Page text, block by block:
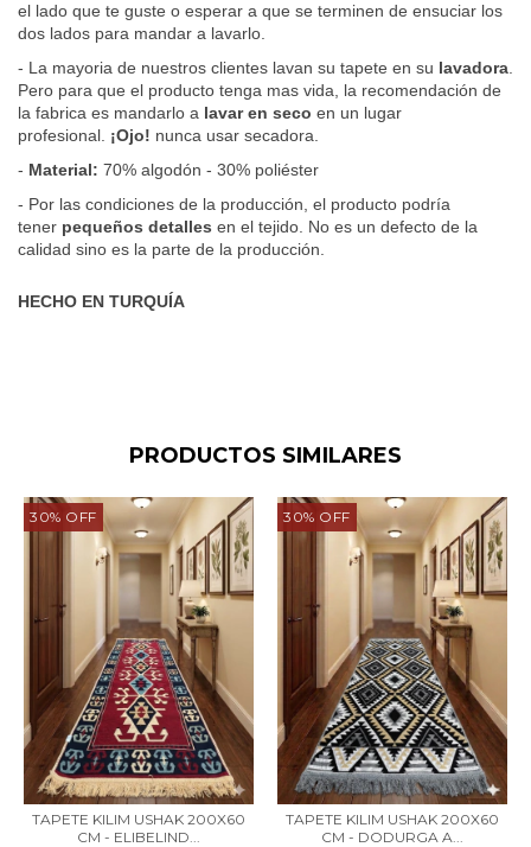
el lado que te guste o esperar a que se terminen de ensuciar los
dos lados para mandar a lavarlo.
- La mayoria de nuestros clientes lavan su tapete en su lavadora
Pero para que el producto tenga mas vida, la recomendación de
la fabrica es mandarlo a lavar en seco en un lugar
profesional. ¡Ojo! nunca usar secadora.
- Material: 70% algodón - 30% poliéster
- Por las condiciones de la producción, el producto podría
tener pequeños detalles en el tejido. No es un defecto de la
calidad sino es la parte de la producción.
HECHO EN TURQUÍA
PRODUCTOS SIMILARES
30% OFF
TAPETE KILIM USHAK 200X60
CM - ELIBELIND...
30% OFF
TAPETE KILIM USHAK 200X60
CM - DODURGA A...